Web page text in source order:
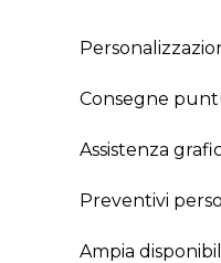
Consegne
Assistenza
Preventivi
Ampia